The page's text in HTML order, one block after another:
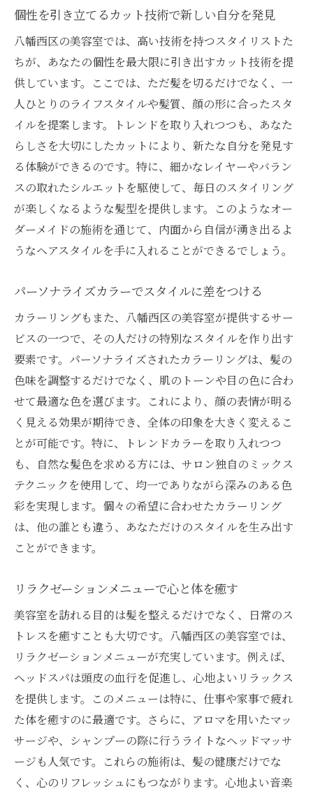
ヘアを実現
八幡西区で特色ある美容室を見つけよう
美容室探しに困ったら八幡西区でトレンドを取
り入れたスタイルを体験しよう
最新トレンドカットで魅力的なスタイルに
インスタ映えするヘアアレンジのご提案
トレンドカラーで差をつける方法
話題のヘアケア製品を取り入れた施術
八幡西区のトレンド発信地サロン紹介
おしゃれなスタイルを叶えるサロン特集
髪質を活かす美容室選び八幡西区のサロンで理
髪質別おすすめスタイルのご提案
ダメージレスな施術でツヤ髪に
髪質に合うトリートメント選び
ナチュラルな質感を引き出すカット
髪質改善メニューで理想の髪質に
八幡西区で髪質を活かすサロンリスト
ライフスタイルに合わせた美容室選び八幡西区
のオススメサロン特集
忙しい方にぴったりな時短メニュー
ライフスタイルに合わせたヘアメンテナン
ス
仕事帰りに立ち寄れるサロン紹介
プライベートルーム完備のサロンでリラッ
クス
ライフスタイルにフィットする美容室探し
安心の技術とおもてなし八幡西区でリラックス
できる美容室とは
プロフェッショナルな技術で安心施術
心地よい空間でリフレッシュ
おもてなしの心を感じる接客
リラックスできる施術メニューの紹介
個性を引き立てるカット技術で新しい自分を発見
八幡西区の美容室では、高い技術を持つスタイリストた
ちが、あなたの個性を最大限に引き出すカット技術を提
供しています。ここでは、ただ髪を切るだけでなく、一
人ひとりのライフスタイルや髪質、顔の形に合ったスタ
イルを提案します。トレンドを取り入れつつも、あなた
らしさを大切にしたカットにより、新たな自分を発見す
る体験ができるのです。特に、細かなレイヤーやバラン
スの取れたシルエットを駆使して、毎日のスタイリング
が楽しくなるような髪型を提供します。このようなオー
ダーメイドの施術を通じて、内面から自信が湧き出るよ
うなヘアスタイルを手に入れることができるでしょう。
パーソナライズカラーでスタイルに差をつける
カラーリングもまた、八幡西区の美容室が提供するサー
ビスの一つで、その人だけの特別なスタイルを作り出す
要素です。パーソナライズされたカラーリングは、髪の
色味を調整するだけでなく、肌のトーンや目の色に合わ
せて最適な色を選びます。これにより、顔の表情が明る
く見える効果が期待でき、全体の印象を大きく変えるこ
とが可能です。特に、トレンドカラーを取り入れつつ
も、自然な髪色を求める方には、サロン独自のミックス
テクニックを使用して、均一でありながら深みのある色
彩を実現します。個々の希望に合わせたカラーリング
は、他の誰とも違う、あなただけのスタイルを生み出す
ことができます。
リラクゼーションメニューで心と体を癒す
美容室を訪れる目的は髪を整えるだけでなく、日常のス
トレスを癒すことも大切です。八幡西区の美容室では、
リラクゼーションメニューが充実しています。例えば、
ヘッドスパは頭皮の血行を促進し、心地よいリラックス
を提供します。このメニューは特に、仕事や家事で疲れ
た体を癒すのに最適です。さらに、アロマを用いたマッ
サージや、シャンプーの際に行うライトなヘッドマッサ
ージも人気です。これらの施術は、髪の健康だけでな
く、心のリフレッシュにもつながります。心地よい音楽